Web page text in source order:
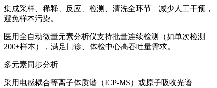
集成采样、稀释、反应、检测、清洗全环节，减少人工干预，
避免样本污染。
医用全自动微量元素分析仪支持批量连续检测（如单次检测
200+样本），满足门诊、体检中心高吞吐量需求。
多元素同步分析：
采用电感耦合等离子体质谱（ICP-MS）或原子吸收光谱